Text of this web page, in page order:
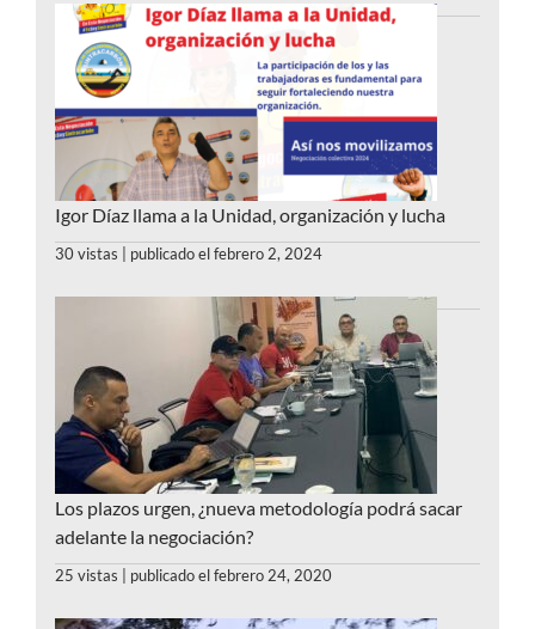
Igor Díaz llama a la Unidad, organización y lucha
30 vistas publicado el febrero 2, 2024
Los plazos urgen, ¿nueva metodología podrá sacar
adelante la negociación?
25 vistas publicado el febrero 24, 2020